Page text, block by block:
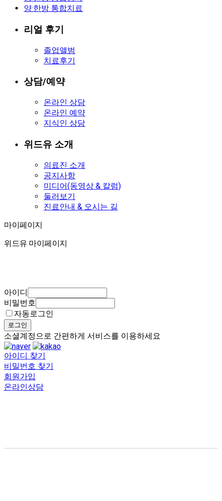
양·한방 통합치료
리얼 후기
졸업앨범
치료후기
상담/예약
온라인 상담
온라인 예약
지식인 상담
위드유 소개
의료진 소개
공지사항
미디어(동영상 & 칼럼)
둘러보기
진료안내 & 오시는 길
마이페이지
마이페이지
위드유 마이페이지
아이디
비밀번호
자동로그인
로그인
소셜계정으로 간편하게 서비스를 이용하세요
아이디 찾기
비밀번호 찾기
회원가입
온라인상담